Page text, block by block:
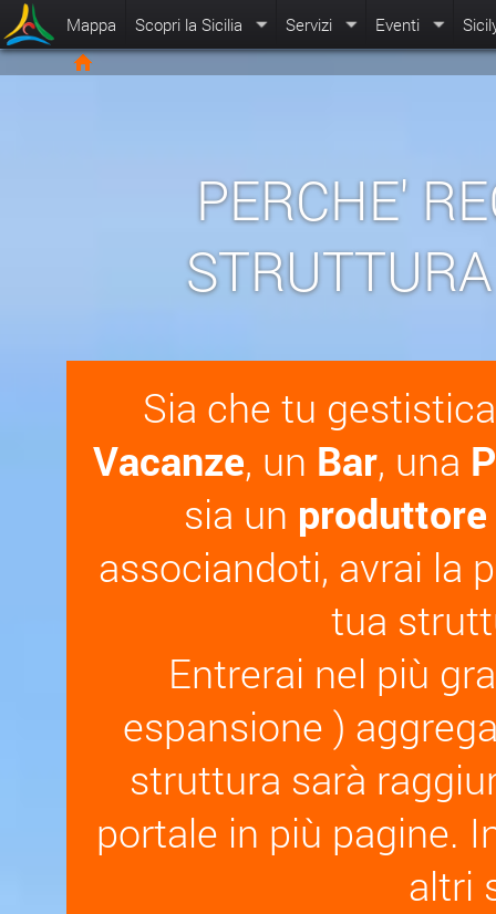
Mappa Scopri la Sicilia Servizi Eventi
PERCHE'
Sia che tu
Vacanze, un Bar, una
sia un
associandoti, avrai la
tua
Entrerai nel più
espansione )
struttura sarà
portale in più pagine.
altri